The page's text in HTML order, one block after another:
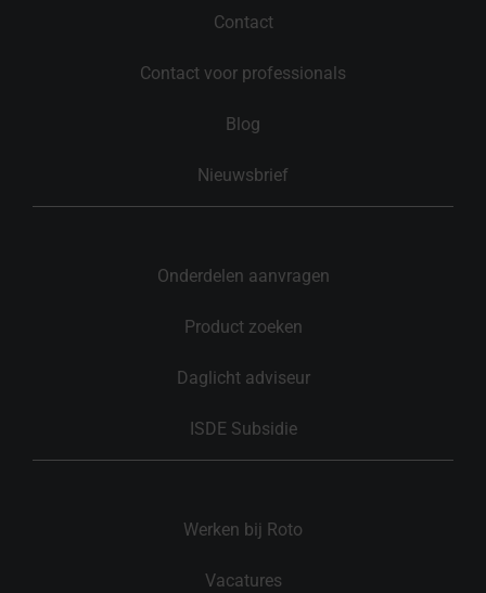
Contact
Contact voor professionals
Blog
Nieuwsbrief
Onderdelen aanvragen
Product zoeken
Daglicht adviseur
ISDE Subsidie
Werken bij Roto
Vacatures